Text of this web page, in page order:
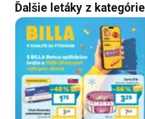
Ďalšie letáky z kategórie